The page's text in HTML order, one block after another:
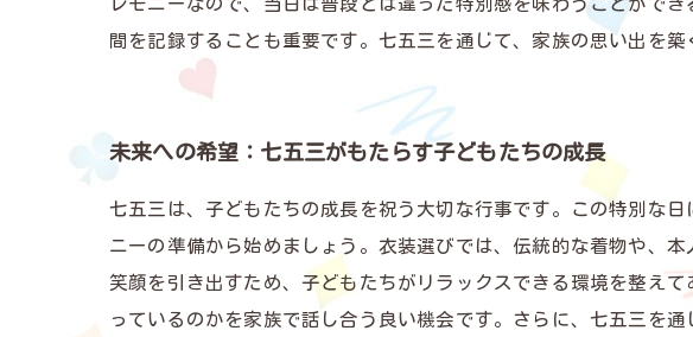
間を記録することも重要です。七五三を通じて、家族の思い出を築
未来への希望：七五三がもたらす子どもたちの成長
七五三は、子どもたちの成長を祝う大切な行事です。この特別な
ニーの準備から始めましょう。衣装選びでは、伝統的な着物や、
笑顔を引き出すため、子どもたちがリラックスできる環境を整え
っているのかを家族で話し合う良い機会です。さらに、七五三を